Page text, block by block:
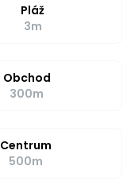
Pláž
3m
Obchod
300m
Centrum
500m